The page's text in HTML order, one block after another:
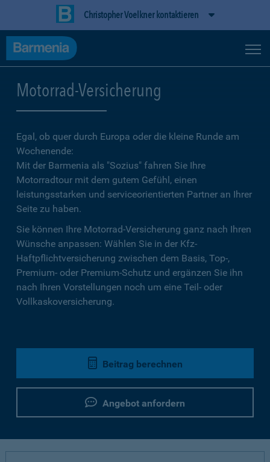
Christopher Voelkner kontaktieren
Motorrad-Versicherung
Egal, ob quer durch Europa oder die kleine Runde am
Wochenende:
Mit der Barmenia als "Sozius" fahren Sie Ihre
Motorradtour mit dem gutem Gefühl, einen
leistungsstarken und serviceorientierten Partner an Ihrer
Seite zu haben.
Sie können Ihre Motorrad-Versicherung ganz nach Ihren
Wünsche anpassen: Wählen Sie in der Kfz-
Haftpflichtversicherung zwischen dem Basis, Top-,
Premium- oder Premium-Schutz und ergänzen Sie ihn
nach Ihren Vorstellungen noch um eine Teil- oder
Vollkaskoversicherung.
Beitrag berechnen
Angebot anfordern